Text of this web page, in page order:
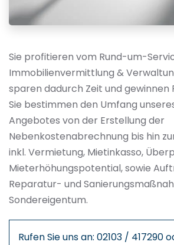
Sie profitieren vom Rund-um-
Immobilienvermittlung &
sparen dadurch Zeit und gewinnen
Sie bestimmen den Umfang
Angebotes von der Erstellung der
Nebenkostenabrechnung bis hin
inkl. Vermietung, Mietinkasso,
Mieterhöhungspotential, sowie
Reparatur- und
Sondereigentum.
Rufen Sie uns an: 02103 / 417290